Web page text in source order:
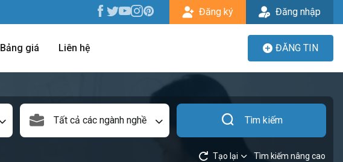
Đăng ký Đăng nhập
Bảng giá Liên hệ ĐĂNG TIN
Tất cả các ngành nghề Tìm kiếm
Tạo lại Tìm kiếm nâng cao